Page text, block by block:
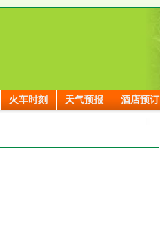
火车时刻 天气预报 酒店预订